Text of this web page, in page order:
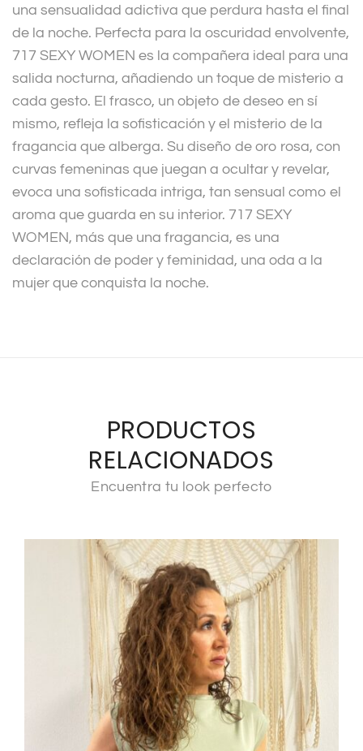
una sensualidad adictiva que perdura hasta el final
de la noche. Perfecta para la oscuridad envolvente,
717 SEXY WOMEN es la compañera ideal para una
salida nocturna, añadiendo un toque de misterio a
cada gesto. El frasco, un objeto de deseo en sí
mismo, refleja la sofisticación y el misterio de la
fragancia que alberga. Su diseño de oro rosa, con
curvas femeninas que juegan a ocultar y revelar,
evoca una sofisticada intriga, tan sensual como el
aroma que guarda en su interior. 717 SEXY
WOMEN, más que una fragancia, es una
declaración de poder y feminidad, una oda a la
mujer que conquista la noche.
PRODUCTOS
RELACIONADOS
Encuentra tu look perfecto